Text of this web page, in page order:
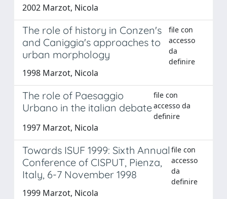
2002 Marzot, Nicola
The role of history in Conzen's
and Caniggia's approaches to
urban morphology
file con
accesso
da
definire
1998 Marzot, Nicola
The role of Paesaggio
Urbano in the italian debate
file con
accesso da
definire
1997 Marzot, Nicola
Towards ISUF 1999: Sixth Annual
Conference of CISPUT, Pienza,
Italy, 6-7 November 1998
file con
accesso
da
definire
1999 Marzot, Nicola